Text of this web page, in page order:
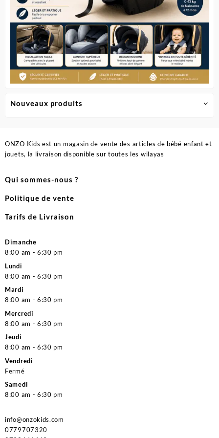
Nouveaux produits
ONZO Kids est un magasin de vente des articles de bébé enfant et
jouets, la livraison disponible sur toutes les wilayas
Qui sommes-nous ?
Politique de vente
Tarifs de Livraison
Dimanche
8:00 am - 6:30 pm
Lundi
8:00 am - 6:30 pm
Mardi
8:00 am - 6:30 pm
Mercredi
8:00 am - 6:30 pm
Jeudi
8:00 am - 6:30 pm
Vendredi
Fermé
Samedi
8:00 am - 6:30 pm
info@onzokids.com
0779707320